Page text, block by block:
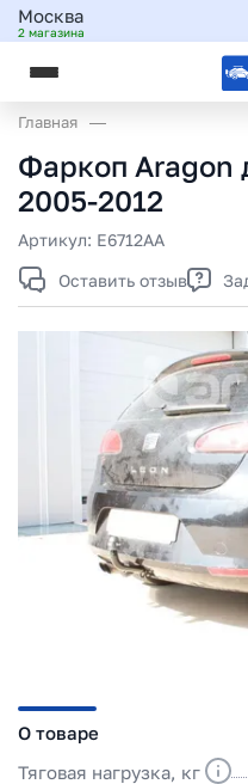
Москва
2 магазина
Главная
Фаркоп Aragon
2005-2012
Артикул: E6712AA
Оставить отзыв
О товаре
Тяговая нагрузка, кг